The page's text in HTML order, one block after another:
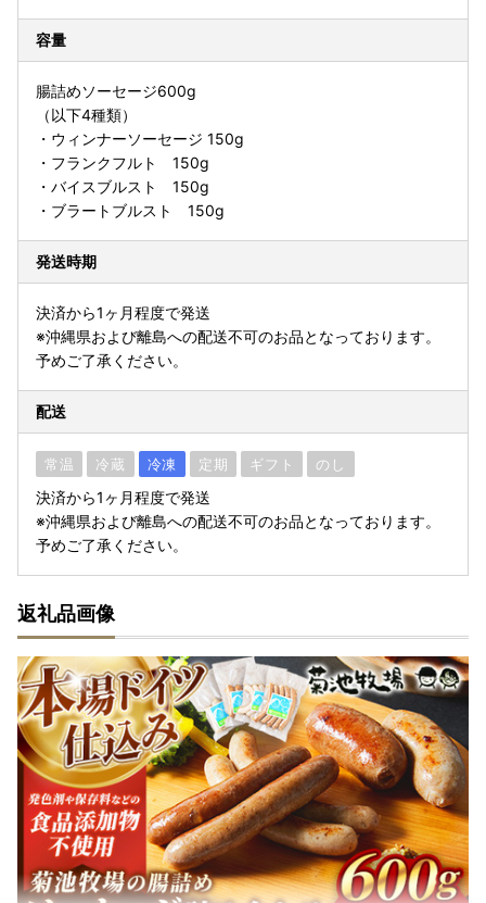
容量
腸詰めソーセージ600g
（以下4種類）
・ウィンナーソーセージ 150g
・フランクフルト 150g
・バイスブルスト 150g
・ブラートブルスト 150g
発送時期
決済から1ヶ月程度で発送
※沖縄県および離島への配送不可のお品となっております。
予めご了承ください。
配送
常温 冷蔵 冷凍 定期 ギフト のし
決済から1ヶ月程度で発送
※沖縄県および離島への配送不可のお品となっております。
予めご了承ください。
返礼品画像